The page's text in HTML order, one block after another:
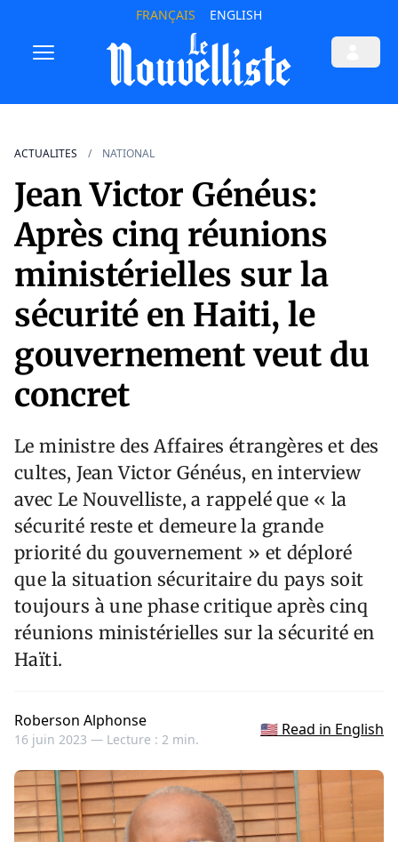
FRANÇAIS ENGLISH
ACTUALITES NATIONAL
Jean Victor Généus:
Après cinq réunions
ministérielles sur la
sécurité en Haiti, le
gouvernement veut du
concret
Le ministre des Affaires étrangères et des
cultes, Jean Victor Généus, en interview
avec Le Nouvelliste, a rappelé que « la
sécurité reste et demeure la grande
priorité du gouvernement » et déploré
que la situation sécuritaire du pays soit
toujours à une phase critique après cinq
réunions ministérielles sur la sécurité en
Haïti.
Roberson Alphonse
16 juin 2023 — Lecture : 2 min.
🇺🇸 Read in English